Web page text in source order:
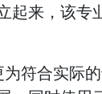
起来，该专
为符合实际